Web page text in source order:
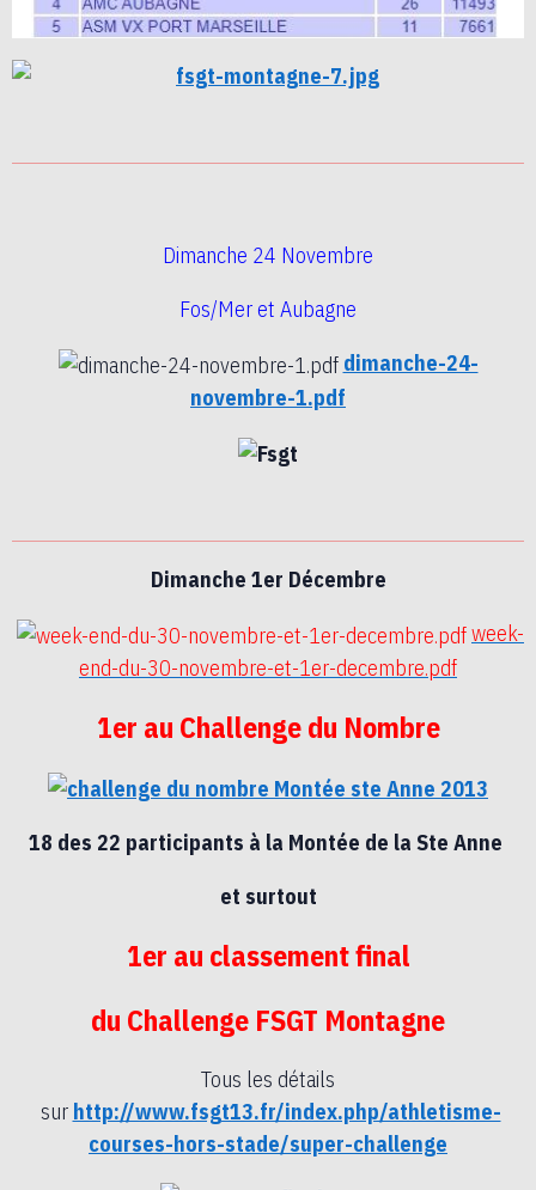
Dimanche 24 Novembre
Fos/Mer et Aubagne
dimanche-24-
novembre-1.pdf
Dimanche 1er Décembre
week-
end-du-30-novembre-et-1er-decembre.pdf
1er au Challenge du Nombre
18 des 22 participants à la Montée de la Ste Anne
et surtout
1er au classement final
du Challenge FSGT Montagne
Tous les détails
sur http://www.fsgt13.fr/index.php/athletisme-
courses-hors-stade/super-challenge